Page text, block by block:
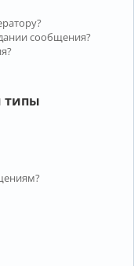
сообщения?
типы